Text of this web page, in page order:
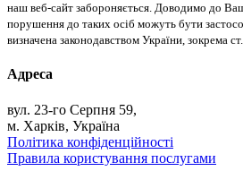
наш веб-сайт забороняється. Доводимо до
порушення до таких осіб можуть бути
визначена законодавством України, зокрема
Адреса
вул. 23-го Серпня 59,
м. Харків, Україна
Політика конфіденційності
Правила користування послугами